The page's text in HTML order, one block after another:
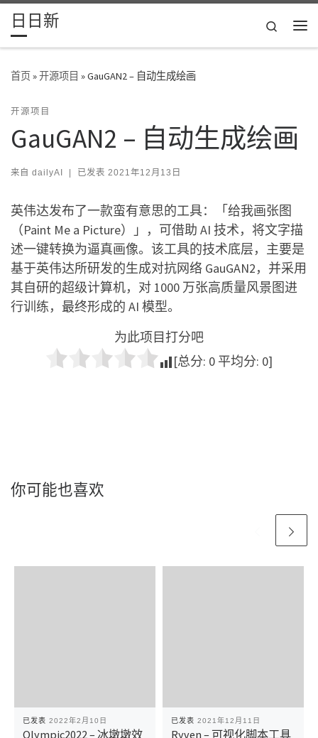
Skip to content
日日新
Search
首页»开源项目 »GauGAN2 – 自动生成绘画
开源项目
GauGAN2 – 自动生成绘画
来自 dailyAI | 已发表 2021年12月13日
英伟达发布了一款蛮有意思的工具：「给我画张图
（Paint Me a Picture）」，可借助 AI 技术，将文字描
述一键转换为逼真画像。该工具的技术底层，主要是
基于英伟达所研发的生成对抗网络 GauGAN2，并采用
其自研的超级计算机，对 1000 万张高质量风景图进
行训练，最终形成的 AI 模型。
为此项目打分吧
[总分: 0 平均分: 0]
你可能也喜欢
已发表 2022年2月10日
Olympic2022 – 冰墩墩效
已发表 2021年12月11日
Ryven – 可视化脚本工具